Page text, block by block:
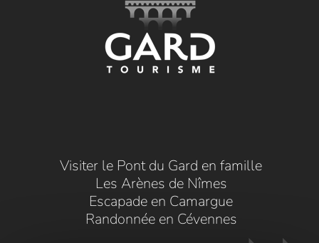
Visiter le Pont du Gard en famille
Les Arènes de Nîmes
Escapade en Camargue
Randonnée en Cévennes